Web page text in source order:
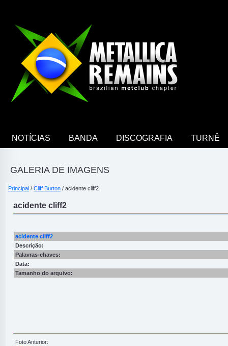
NOTÍCIAS BANDA DISCOGRAFIA TURNÊ
GALERIA DE IMAGENS
Principal / Cliff Burton / acidente cliff2
acidente cliff2
acidente cliff2
Descrição:
Palavras-chaves:
Data:
Tamanho do arquivo:
Foto Anterior: